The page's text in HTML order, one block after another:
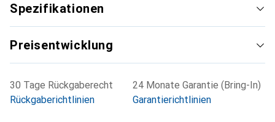
ein erweitertes Kabelmanagement.
Spezifikationen
Preisentwicklung
30 Tage Rückgaberecht
Rückgaberichtlinien
24 Monate Garantie (Bring-In)
Garantierichtlinien